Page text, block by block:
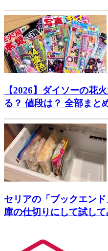
【2026】ダイソーの花
る？ 値段は？ 全部まと
セリアの「ブックエン
庫の仕切りにして試して